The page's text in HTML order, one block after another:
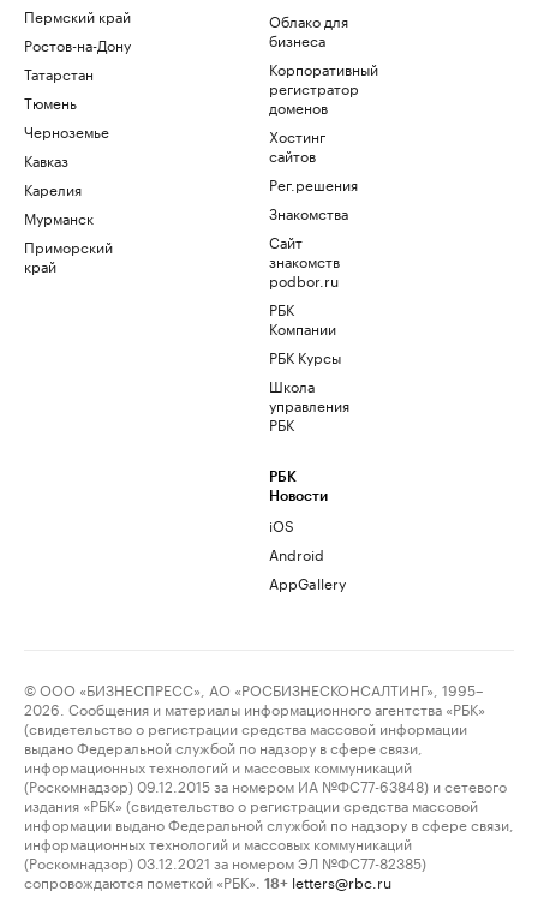
Пермский край
Ростов-на-Дону
Татарстан
Тюмень
Черноземье
Кавказ
Карелия
Мурманск
Приморский
край
Облако для
бизнеса
Корпоративный
регистратор
доменов
Хостинг
сайтов
Рег.решения
Знакомства
Сайт
знакомств
podbor.ru
РБК
Компании
РБК Курсы
Школа
управления
РБК
РБК
Новости
iOS
Android
AppGallery
© ООО «БИЗНЕСПРЕСС», АО «РОСБИЗНЕСКОНСАЛТИНГ», 1995–
2026. Сообщения и материалы информационного агентства «РБК»
(свидетельство о регистрации средства массовой информации
выдано Федеральной службой по надзору в сфере связи,
информационных технологий и массовых коммуникаций
(Роскомнадзор) 09.12.2015 за номером ИА №ФС77-63848) и сетевого
издания «РБК» (свидетельство о регистрации средства массовой
информации выдано Федеральной службой по надзору в сфере связи,
информационных технологий и массовых коммуникаций
(Роскомнадзор) 03.12.2021 за номером ЭЛ №ФС77-82385)
сопровождаются пометкой «РБК».
18+ letters@rbc.ru